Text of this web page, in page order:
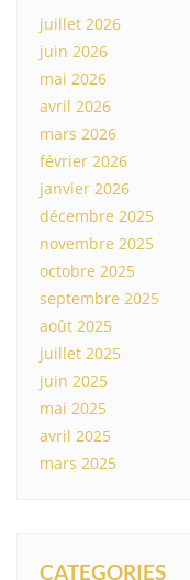
juillet 2026
juin 2026
mai 2026
avril 2026
mars 2026
février 2026
janvier 2026
décembre 2025
novembre 2025
octobre 2025
septembre 2025
août 2025
juillet 2025
juin 2025
mai 2025
avril 2025
mars 2025
CATEGORIES